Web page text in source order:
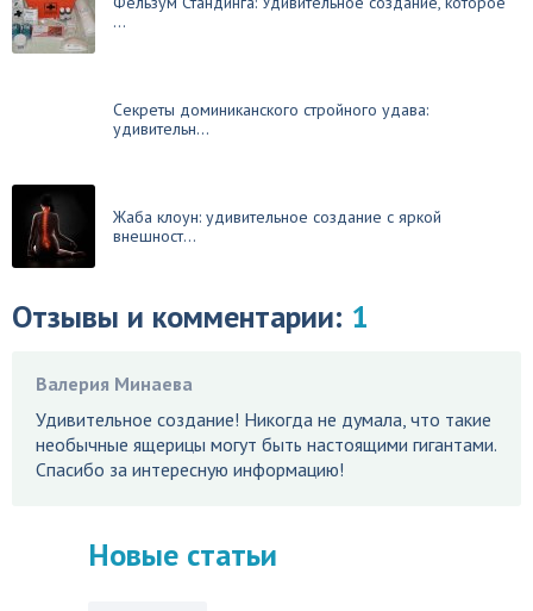
...
Секреты доминиканского стройного удава:
удивительн...
Жаба клоун: удивительное создание с яркой
внешност...
Отзывы и комментарии: 1
Валерия Минаева
Удивительное создание! Никогда не думала, что такие
необычные ящерицы могут быть настоящими гигантами.
Спасибо за интересную информацию!
Новые статьи